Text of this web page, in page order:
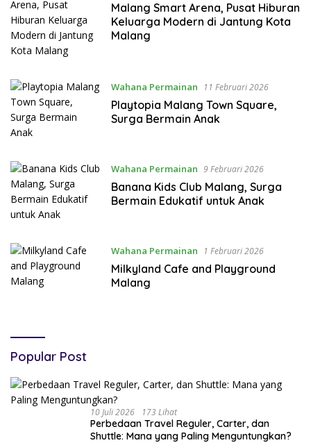
Malang Smart Arena, Pusat Hiburan
Keluarga Modern di Jantung Kota
Malang
Wahana Permainan 11 Februari 2026
Playtopia Malang Town Square,
Surga Bermain Anak
Wahana Permainan 9 Februari 2026
Banana Kids Club Malang, Surga
Bermain Edukatif untuk Anak
Wahana Permainan 1 Februari 2026
Milkyland Cafe and Playground
Malang
Popular Post
10 Juli 2026 173 Lihat
Perbedaan Travel Reguler, Carter, dan
Shuttle: Mana yang Paling Menguntungkan?